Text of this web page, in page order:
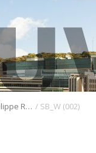
Promotion du Dr Philippe Roux / SB_W (002)